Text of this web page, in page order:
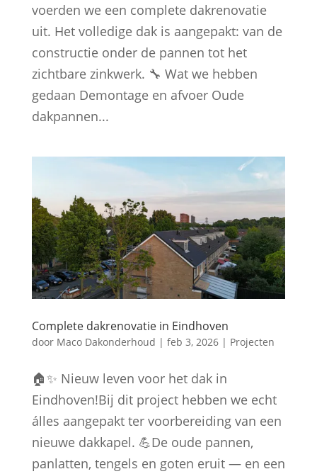
voerden we een complete dakrenovatie
uit. Het volledige dak is aangepakt: van de
constructie onder de pannen tot het
zichtbare zinkwerk. 🔧 Wat we hebben
gedaan Demontage en afvoer Oude
dakpannen...
Complete dakrenovatie in Eindhoven
door Maco Dakonderhoud | feb 3, 2026| Projecten
🏠✨ Nieuw leven voor het dak in
Eindhoven!Bij dit project hebben we echt
álles aangepakt ter voorbereiding van een
nieuwe dakkapel. 💪De oude pannen,
panlatten, tengels en goten eruit — en een